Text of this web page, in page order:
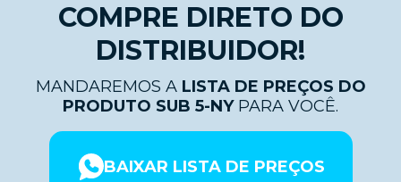
COMPRE DIRETO DO
DISTRIBUIDOR!
MANDAREMOS A LISTA DE PREÇOS DO
PRODUTO SUB 5-NYPARA VOCÊ.
BAIXAR LISTA DE PREÇOS